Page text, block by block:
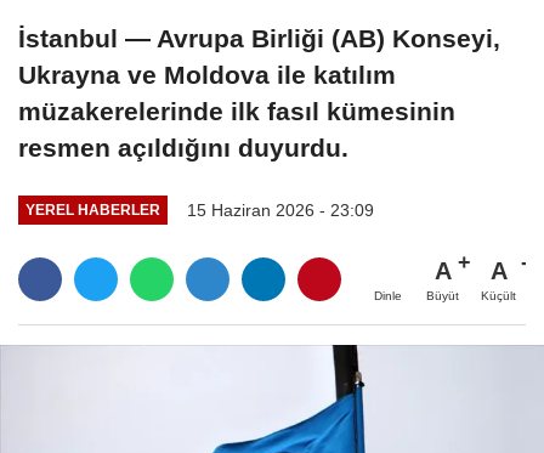
İstanbul — Avrupa Birliği (AB) Konseyi,
Ukrayna ve Moldova ile katılım
müzakerelerinde ilk fasıl kümesinin
resmen açıldığını duyurdu.
YEREL HABERLER 15 Haziran 2026 - 23:09
Dinle
A
Büyüt
A
Küçült